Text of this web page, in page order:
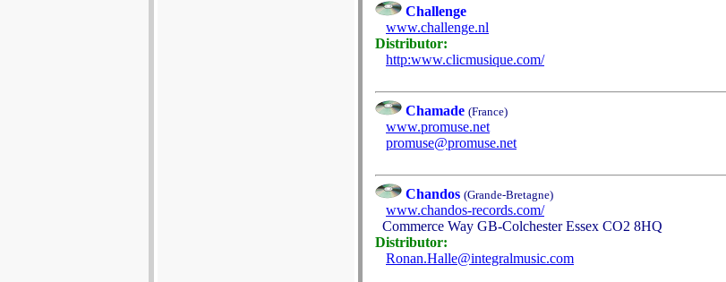
Challenge
www.challenge.nl
Distributor:
http:www.clicmusique.com/
Chamade (France)
www.promuse.net
promuse@promuse.net
Chandos (Grande-Bretagne)
www.chandos-records.com/
Commerce Way GB-Colchester Essex CO2 8HQ
Distributor:
Ronan.Halle@integralmusic.com